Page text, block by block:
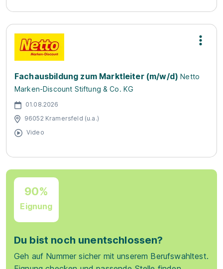
Fachausbildung zum Marktleiter (m/w/d) Netto
Marken-Discount Stiftung & Co. KG
01.08.2026
96052 Kramersfeld (u.a.)
Video
90%
Eignung
Du bist noch unentschlossen?
Geh auf Nummer sicher mit unserem Berufswahltest.